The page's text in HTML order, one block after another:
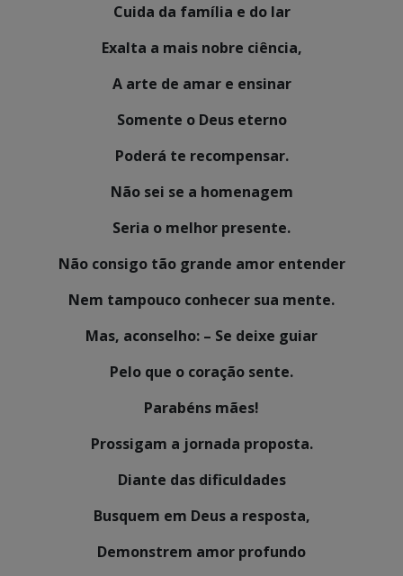
Cuida da família e do lar
Exalta a mais nobre ciência,
A arte de amar e ensinar
Somente o Deus eterno
Poderá te recompensar.
Não sei se a homenagem
Seria o melhor presente.
Não consigo tão grande amor entender
Nem tampouco conhecer sua mente.
Mas, aconselho: – Se deixe guiar
Pelo que o coração sente.
Parabéns mães!
Prossigam a jornada proposta.
Diante das dificuldades
Busquem em Deus a resposta,
Demonstrem amor profundo